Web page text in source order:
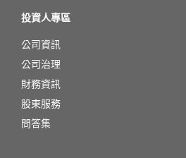
投資人專區
公司資訊
公司治理
財務資訊
股東服務
問答集